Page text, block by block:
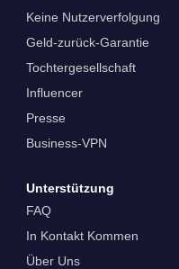
Keine Nutzerverfolgung
Geld-zurück-Garantie
Tochtergesellschaft
Influencer
Presse
Business-VPN
Unterstützung
FAQ
In Kontakt Kommen
Über Uns